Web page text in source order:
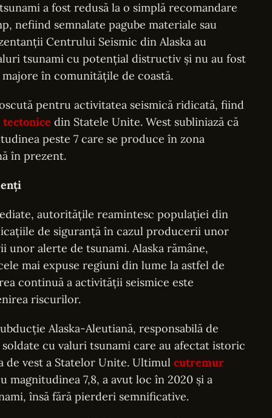
a fost redusă la o simplă recomandare
nefiind semnalate pagube materiale sau
Centrului Seismic din Alaska au
tsunami cu potențial distructiv și nu au fost
în comunitățile de coastă.
pentru activitatea seismică ridicată, fiind
tectonice din Statele Unite. West subliniază că
peste 7 care se produce în zona
în prezent.
autoritățile reamintesc populației din
de siguranță în cazul producerii unor
alerte de tsunami. Alaska rămâne,
mai expuse regiuni din lume la astfel de
continuă a activității seismice este
riscurilor.
Alaska-Aleutiană, responsabilă de
cu valuri tsunami care au afectat istoric
de vest a Statelor Unite. Ultimul cutremur
magnitudinea 7,8, a avut loc în 2020 și a
însă fără pierderi semnificative.